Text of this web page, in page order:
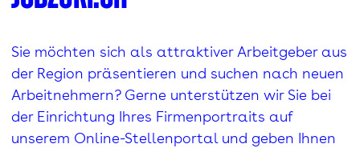
Sie möchten sich als attraktiver Arbeitgeber aus
der Region präsentieren und suchen nach neuen
Arbeitnehmern? Gerne unterstützen wir Sie bei
der Einrichtung Ihres Firmenportraits auf
unserem Online-Stellenportal und geben Ihnen